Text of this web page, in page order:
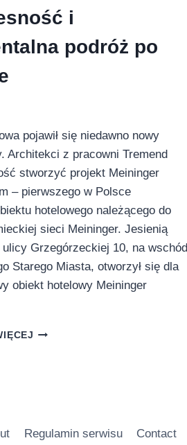
i
podróż po
pojawił się niedawno nowy
Architekci z pracowni Tremend
stworzyć projekt Meininger
– pierwszego w Polsce
hotelowego należącego do
sieci Meininger. Jesienią
Grzegórzeckiej 10, na wschód
Starego Miasta, otworzył się dla
obiekt hotelowy Meininger
MEININGER
PO
Regulamin serwisu Contact